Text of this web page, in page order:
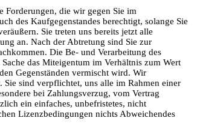
Forderungen, die wir gegen Sie im
des Kaufgegenstandes berechtigt, solange Sie
Sie treten uns bereits jetzt alle
an. Nach der Abtretung sind Sie zur
Die Be- und Verarbeitung des
das Miteigentum im Verhältnis zum Wert
Gegenständen vermischt wird. Wir
sind verpflichtet, uns alle im Rahmen einer
bei Zahlungsverzug, vom Vertrag
ein einfaches, unbefristetes, nicht
Lizenzbedingungen nichts Abweichendes